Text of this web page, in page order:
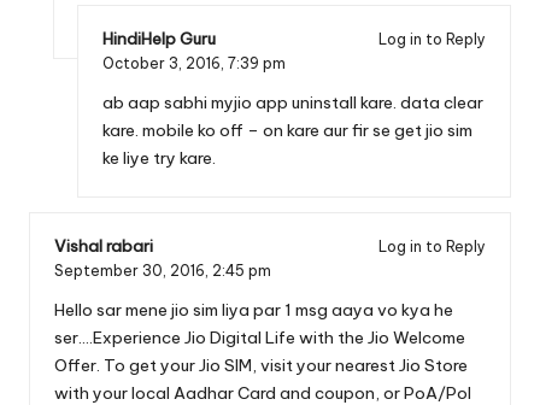
HindiHelp Guru
Log in to Reply
October 3, 2016, 7:39 pm
ab aap sabhi myjio app uninstall kare. data clear
kare. mobile ko off – on kare aur fir se get jio sim
ke liye try kare.
Vishal rabari
Log in to Reply
September 30, 2016, 2:45 pm
Hello sar mene jio sim liya par 1 msg aaya vo kya he
ser….Experience Jio Digital Life with the Jio Welcome
Offer. To get your Jio SIM, visit your nearest Jio Store
with your local Aadhar Card and coupon, or PoA/PoI